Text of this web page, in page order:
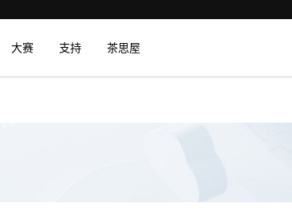
大赛 支持 茶思屋